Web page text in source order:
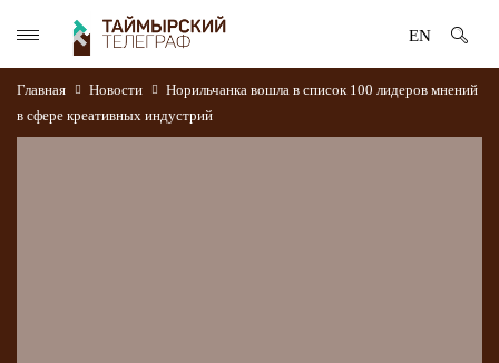
EN
Главная Новости
Норильчанка вошла в список 100 лидеров мнений
в сфере креативных индустрий